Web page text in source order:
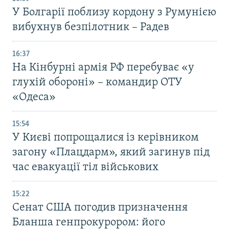
У Болгарії поблизу кордону з Румунією
вибухнув безпілотник – Радев
16:37
На Кінбурні армія РФ перебуває «у
глухій обороні» – командир ОТУ
«Одеса»
15:54
У Києві попрощалися із керівником
загону «Плацдарм», який загинув під
час евакуації тіл військових
15:22
Сенат США погодив призначення
Бланша генпрокурором: його